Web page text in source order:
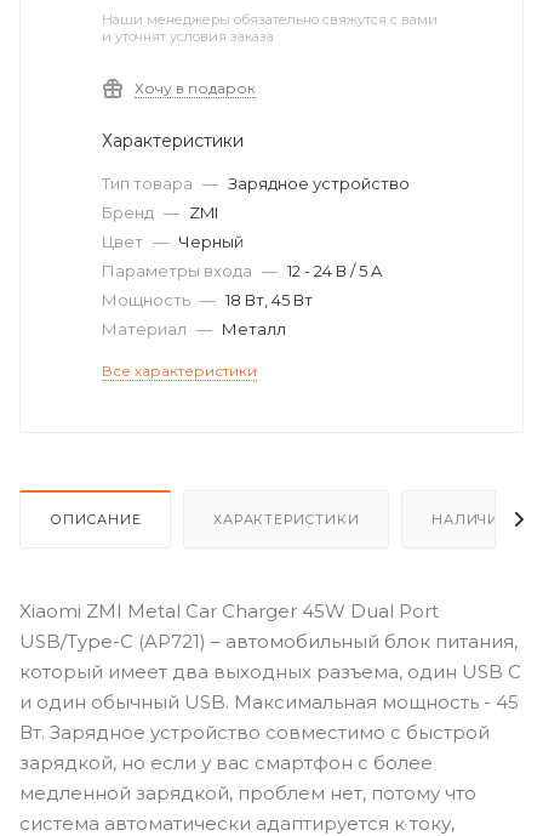
Наши менеджеры обязательно свяжутся с вами
и уточнят условия заказа
Хочу в подарок
Характеристики
Тип товара — Зарядное устройство
Бренд — ZMI
Цвет — Черный
Параметры входа — 12 - 24 В / 5 A
Мощность — 18 Вт, 45 Вт
Материал — Металл
Все характеристики
ОПИСАНИЕ ХАРАКТЕРИСТИКИ НАЛИЧИЕ
Xiaomi ZMI Metal Car Charger 45W Dual Port
USB/Type-C (AP721) – автомобильный блок питания,
который имеет два выходных разъема, один USB C
и один обычный USB. Максимальная мощность - 45
Вт. Зарядное устройство совместимо с быстрой
зарядкой, но если у вас смартфон с более
медленной зарядкой, проблем нет, потому что
система автоматически адаптируется к току,